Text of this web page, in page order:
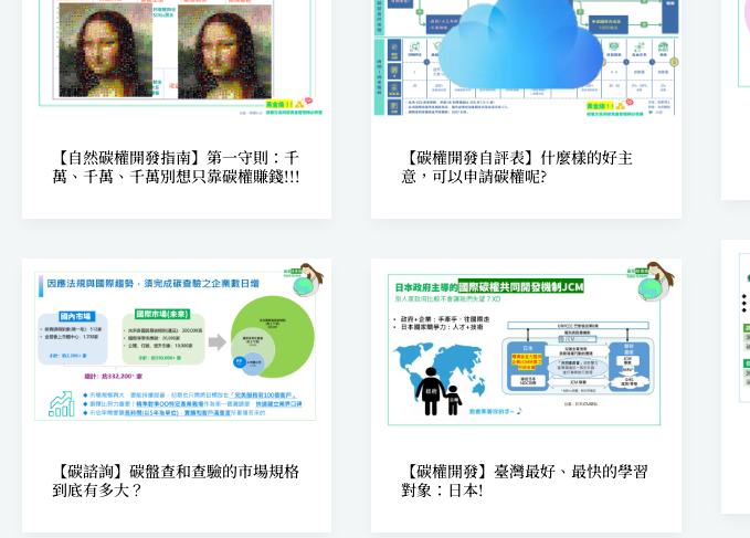
【自然碳權開發指南】第一守則：千
萬、千萬、千萬別想只靠碳權賺錢!!!
【碳權開發自評表】什麼樣的好主
意，可以申請碳權呢?
【碳諮詢】碳盤查和查驗的市場規格
到底有多大？
【碳權開發】臺灣最好、最快的學習
對象：日本!